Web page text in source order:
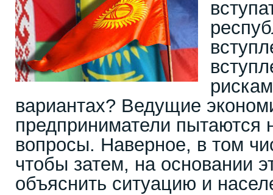
вариантах? Ведущие
предприниматели пытаются
вопросы. Наверное, в том
чтобы затем, на основании
объяснить ситуацию и